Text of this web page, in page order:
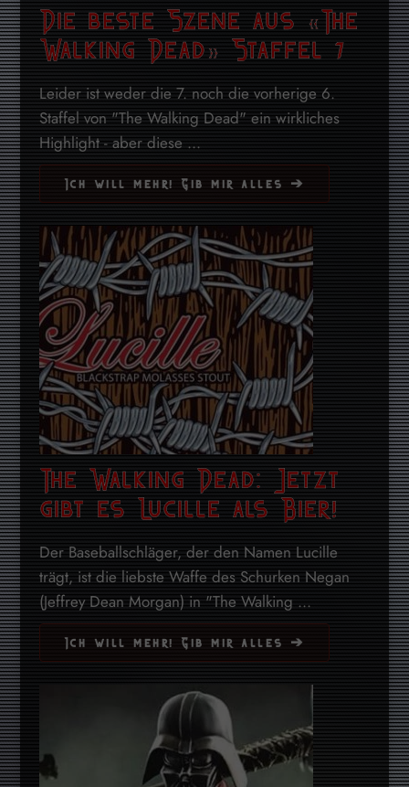
Die beste Szene aus «The
Walking Dead» Staffel 7
Leider ist weder die 7. noch die vorherige 6.
Staffel von "The Walking Dead" ein wirkliches
Highlight - aber diese ...
Ich will mehr! Gib mir alles ➔
The Walking Dead: Jetzt
gibt es Lucille als Bier!
Der Baseballschläger, der den Namen Lucille
trägt, ist die liebste Waffe des Schurken Negan
(Jeffrey Dean Morgan) in "The Walking ...
Ich will mehr! Gib mir alles ➔